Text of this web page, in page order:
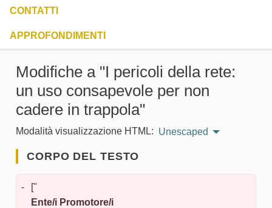
CONTATTI
APPROFONDIMENTI
Modifiche a "I pericoli della rete:
un uso consapevole per non
cadere in trappola"
Modalità visualizzazione HTML: Unescaped
CORPO DEL TESTO
-
["
Ente/i Promotore/i